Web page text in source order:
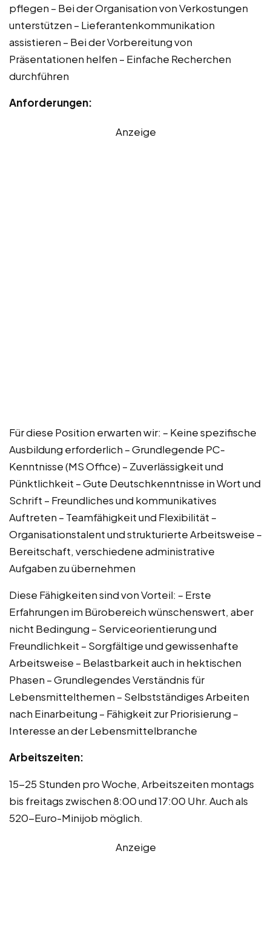
pflegen – Bei der Organisation von Verkostungen
unterstützen – Lieferantenkommunikation
assistieren – Bei der Vorbereitung von
Präsentationen helfen – Einfache Recherchen
durchführen
Anforderungen:
Anzeige
Für diese Position erwarten wir: – Keine spezifische
Ausbildung erforderlich – Grundlegende PC-
Kenntnisse (MS Office) – Zuverlässigkeit und
Pünktlichkeit – Gute Deutschkenntnisse in Wort und
Schrift – Freundliches und kommunikatives
Auftreten – Teamfähigkeit und Flexibilität –
Organisationstalent und strukturierte Arbeitsweise –
Bereitschaft, verschiedene administrative
Aufgaben zu übernehmen
Diese Fähigkeiten sind von Vorteil: – Erste
Erfahrungen im Bürobereich wünschenswert, aber
nicht Bedingung – Serviceorientierung und
Freundlichkeit – Sorgfältige und gewissenhafte
Arbeitsweise – Belastbarkeit auch in hektischen
Phasen – Grundlegendes Verständnis für
Lebensmittelthemen – Selbstständiges Arbeiten
nach Einarbeitung – Fähigkeit zur Priorisierung –
Interesse an der Lebensmittelbranche
Arbeitszeiten:
15-25 Stunden pro Woche, Arbeitszeiten montags
bis freitags zwischen 8:00 und 17:00 Uhr. Auch als
520-Euro-Minijob möglich.
Anzeige